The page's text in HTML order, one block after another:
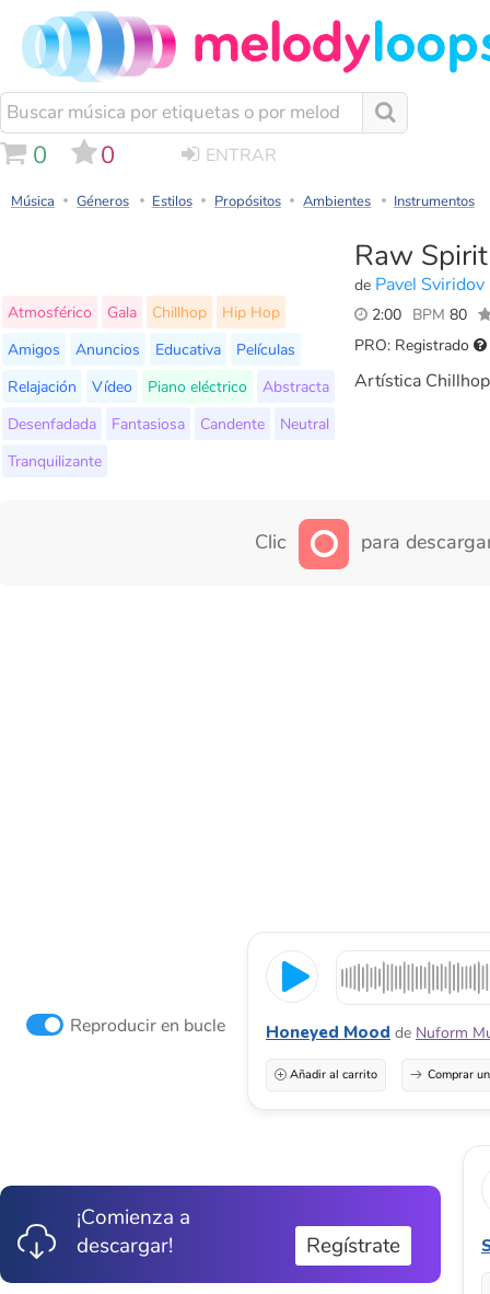
0 0 ENTRAR
Música Géneros Estilos Propósitos Ambientes Instrumentos
Raw Spirit
de Pavel Sviridov
2:00 BPM 80
PRO: Registrado
Atmosférico Gala Chillhop
Hip Hop
Amigos
Anuncios Educativa
Películas
Relajación
Vídeo Piano eléctrico
Abstracta
Desenfadada
Fantasiosa Candente
Neutral
Tranquilizante
Artística
Clic para
Reproducir en bucle Honeyed Mood de Nuform
Añadir al carrito Comprar
¡Comienza a
descargar!
Regístrate